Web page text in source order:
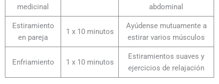
medicinal
abdominal
Estiramiento
en pareja
1 x 10 minutos
Ayúdense mutuamente a
estirar varios músculos
Enfriamiento 1 x 10 minutos
Estiramientos suaves y
ejercicios de relajación